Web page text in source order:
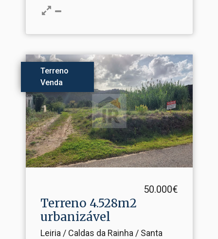
Terreno
Venda
50.000€
Terreno 4.​528m2
urbanizável
Leiria / Caldas da Rainha / Santa